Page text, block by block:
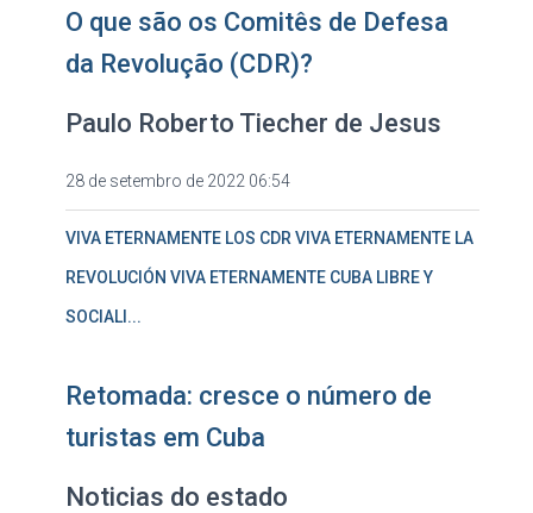
O que são os Comitês de Defesa
da Revolução (CDR)?
Paulo Roberto Tiecher de Jesus
28 de setembro de 2022 06:54
VIVA ETERNAMENTE LOS CDR VIVA ETERNAMENTE LA
REVOLUCIÓN VIVA ETERNAMENTE CUBA LIBRE Y
SOCIALI...
Retomada: cresce o número de
turistas em Cuba
Noticias do estado